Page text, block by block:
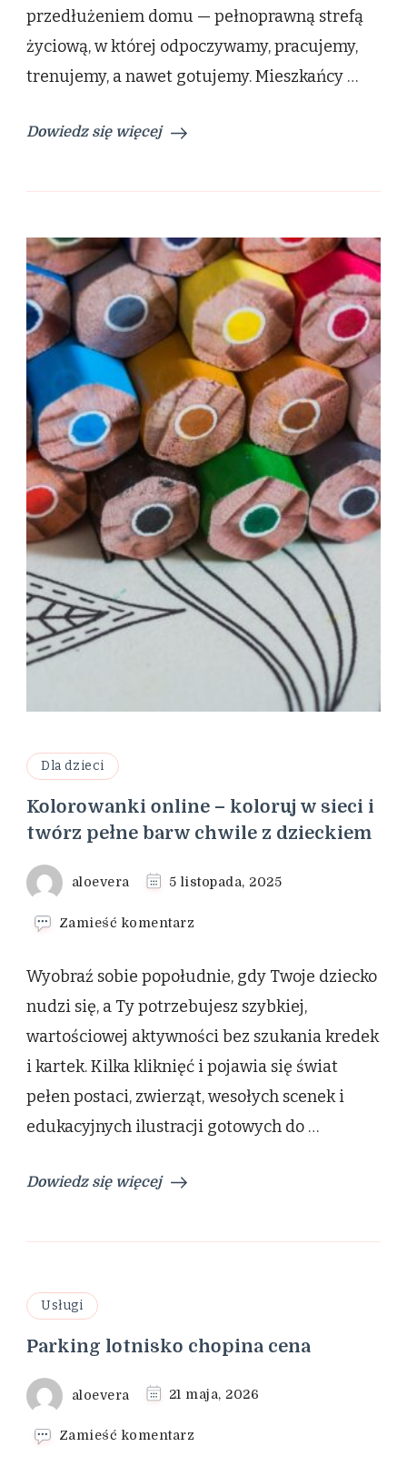
trendy,
które
warto
przedłużeniem domu — pełnoprawną strefą
życiową, w której odpoczywamy, pracujemy,
trenujemy, a nawet gotujemy. Mieszkańcy …
Dowiedz się więcej
Dla dzieci
Kolorowanki online – koloruj w sieci i
twórz pełne barw chwile z dzieckiem
aloevera 5 listopada, 2025
Zamieść komentarz
online
koloruj
w
i
twórz
barw
Wyobraź sobie popołudnie, gdy Twoje dziecko
nudzi się, a Ty potrzebujesz szybkiej,
wartościowej aktywności bez szukania kredek
i kartek. Kilka kliknięć i pojawia się świat
pełen postaci, zwierząt, wesołych scenek i
edukacyjnych ilustracji gotowych do …
Dowiedz się więcej
Usługi
Parking lotnisko chopina cena
aloevera 21 maja, 2026
Zamieść komentarz